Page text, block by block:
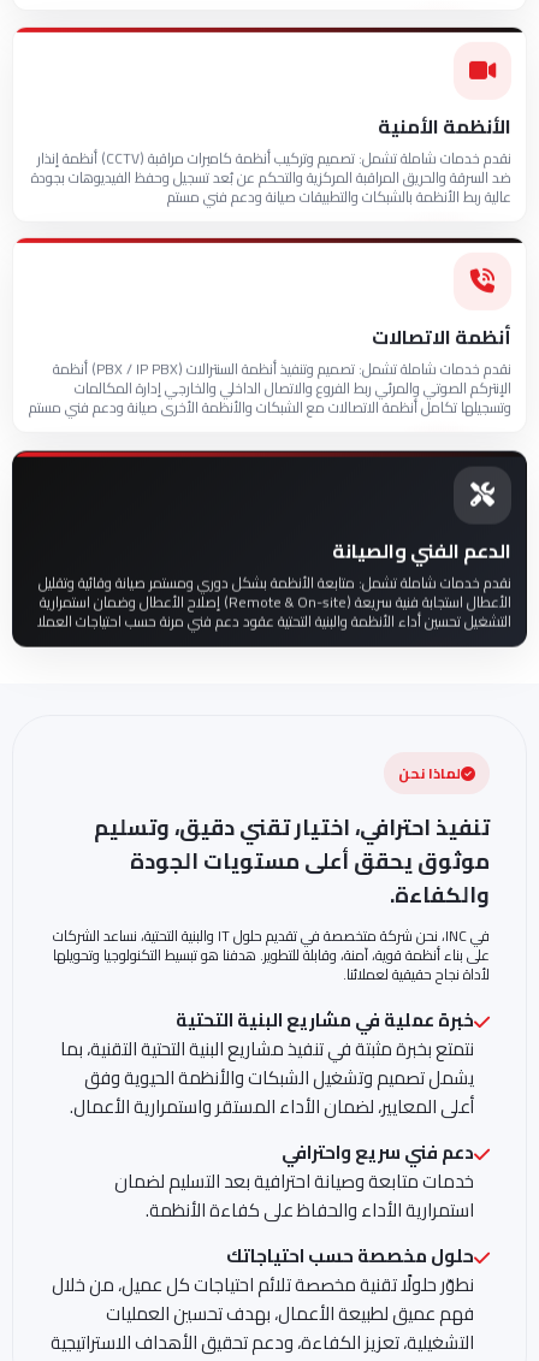
الأنظمة الأمنية
نقدم خدمات شاملة تشمل: تصميم وتركيب أنظمة كاميرات مراقبة (CCTV) أنظمة إنذار
ضد السرقة والحريق المراقبة المركزية والتحكم عن بُعد تسجيل وحفظ الفيديوهات بجودة
عالية ربط الأنظمة بالشبكات والتطبيقات صيانة ودعم فني مستم
أنظمة الاتصالات
نقدم خدمات شاملة تشمل: تصميم وتنفيذ أنظمة السنترالات (PBX / IP PBX) أنظمة
الإنتركم الصوتي والمرئي ربط الفروع والاتصال الداخلي والخارجي إدارة المكالمات
وتسجيلها تكامل أنظمة الاتصالات مع الشبكات والأنظمة الأخرى صيانة ودعم فني مستم
الدعم الفني والصيانة
نقدم خدمات شاملة تشمل: متابعة الأنظمة بشكل دوري ومستمر صيانة وقائية وتقليل
الأعطال استجابة فنية سريعة (Remote & On-site) إصلاح الأعطال وضمان استمرارية
التشغيل تحسين أداء الأنظمة والبنية التحتية عقود دعم فني مرنة حسب احتياجات العملا
لماذا نحن
تنفيذ احترافي، اختيار تقني دقيق، وتسليم
موثوق يحقق أعلى مستويات الجودة
والكفاءة.
في INC، نحن شركة متخصصة في تقديم حلول IT والبنية التحتية، نساعد الشركات
على بناء أنظمة قوية، آمنة، وقابلة للتطوير. هدفنا هو تبسيط التكنولوجيا وتحويلها
لأداة نجاح حقيقية لعملائنا.
خبرة عملية في مشاريع البنية التحتية
نتمتع بخبرة مثبتة في تنفيذ مشاريع البنية التحتية التقنية، بما
يشمل تصميم وتشغيل الشبكات والأنظمة الحيوية وفق
أعلى المعايير، لضمان الأداء المستقر واستمرارية الأعمال.
دعم فني سريع واحترافي
خدمات متابعة وصيانة احترافية بعد التسليم لضمان
استمرارية الأداء والحفاظ على كفاءة الأنظمة.
حلول مخصصة حسب احتياجاتك
نطوّر حلولًا تقنية مخصصة تلائم احتياجات كل عميل، من خلال
فهم عميق لطبيعة الأعمال، بهدف تحسين العمليات
التشغيلية، تعزيز الكفاءة، ودعم تحقيق الأهداف الاستراتيجية